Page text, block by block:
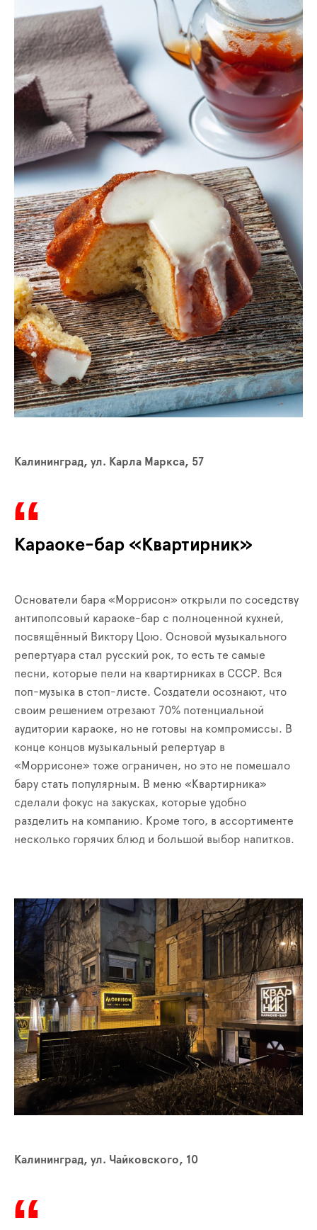
Калининград, ул. Карла Маркса, 57
Караоке-бар «Квартирник»
Основатели бара «Моррисон» открыли по соседству
антипопсовый караоке-бар с полноценной кухней,
посвящённый Виктору Цою. Основой музыкального
репертуара стал русский рок, то есть те самые
песни, которые пели на квартирниках в СССР. Вся
поп-музыка в стоп-листе. Создатели осознают, что
своим решением отрезают 70% потенциальной
аудитории караоке, но не готовы на компромиссы. В
конце концов музыкальный репертуар в
«Моррисоне» тоже ограничен, но это не помешало
бару стать популярным. В меню «Квартирника»
сделали фокус на закусках, которые удобно
разделить на компанию. Кроме того, в ассортименте
несколько горячих блюд и большой выбор напитков.
Калининград, ул. Чайковского, 10